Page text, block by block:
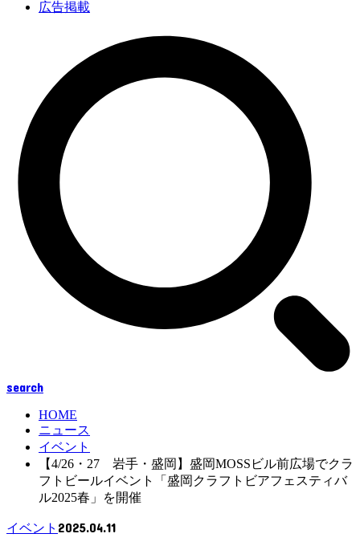
広告掲載
search
HOME
ニュース
イベント
【4/26・27 岩手・盛岡】盛岡MOSSビル前広場でクラ
フトビールイベント「盛岡クラフトビアフェスティバ
ル2025春」を開催
イベント 2025.04.11